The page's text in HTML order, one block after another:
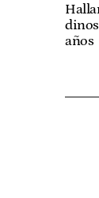
años